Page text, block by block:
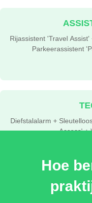
Rijassistent 'Travel
Parkeerassistent
Diefstalalarm +
Access' +
Hoe